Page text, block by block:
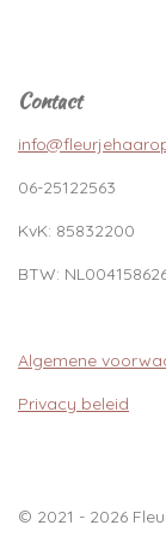
Contact
06-25122563
KvK: 85832200
BTW:
Algemene
Privacy beleid
© 2021 - 2026